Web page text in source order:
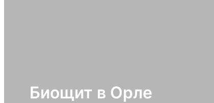
Биощит в Орле